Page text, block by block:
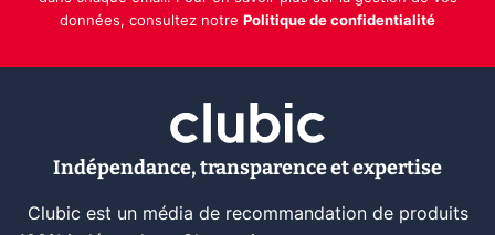
données, consultez notre Politique de confidentialité
Indépendance, transparence et expertise
Clubic est un média de recommandation de produits